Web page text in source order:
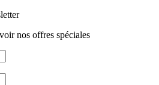
nos offres spéciales